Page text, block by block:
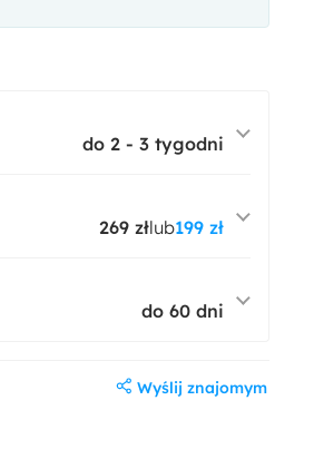
do 2 - 3 tygodni
269 złlub199 zł
do 60 dni
Wyślij znajomym